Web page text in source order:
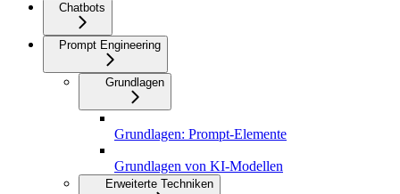
Chatbots
Prompt Engineering
Grundlagen
Grundlagen: Prompt-Elemente
Grundlagen von KI-Modellen
Erweiterte Techniken